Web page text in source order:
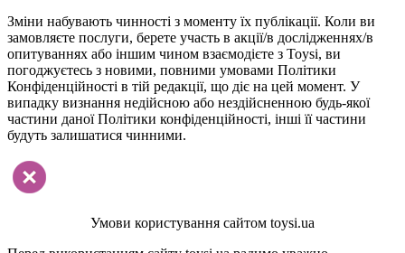
Зміни набувають чинності з моменту їх публікації. Коли ви
замовляєте послуги, берете участь в акції/в дослідженнях/в
опитуваннях або іншим чином взаємодієте з Toysi, ви
погоджуєтесь з новими, повними умовами Політики
Конфіденційності в тій редакції, що діє на цей момент. У
випадку визнання недійсною або нездійсненною будь-якої
частини даної Політики конфіденційності, інші її частини
будуть залишатися чинними.
Умови користування сайтом toysi.ua